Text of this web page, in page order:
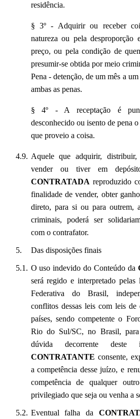
residência.
§ 3º - Adquirir ou receber
natureza ou pela
preço, ou pela condição de
presumir-se obtida por meio
Pena - detenção, de um mês a
ambas as penas.
§ 4º - A receptação é
desconhecido ou isento de pena
que proveio a coisa.
Aquele que adquirir, distribuir,
vender ou tiver em
CONTRATADA reproduzido
finalidade de vender, obter
direto, para si ou para outrem,
criminais, poderá ser
com o contrafator.
Das disposições finais
O uso indevido do Conteúdo da
será regido e interpretado pelas
Federativa do Brasil,
conflitos dessas leis com leis de
países, sendo competente o
Rio do Sul/SC, no Brasil,
dúvida decorrente deste
CONTRATANTE consente,
a competência desse juízo, e
competência de qualquer
privilegiado que seja ou venha a
Eventual falha da